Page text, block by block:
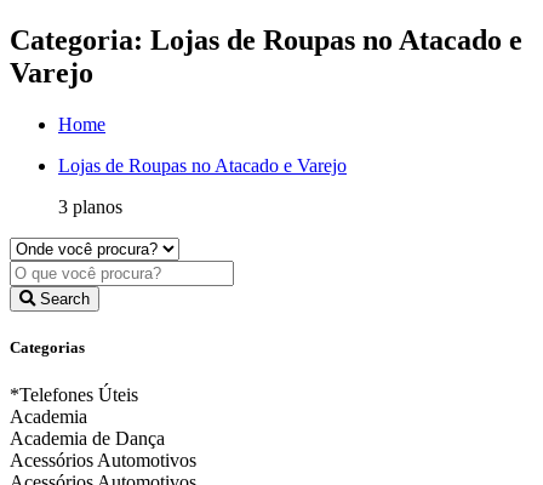
Categoria: Lojas de Roupas no Atacado e
Varejo
Home
Lojas de Roupas no Atacado e Varejo
3 planos
Search
Categorias
*Telefones Úteis
Academia
Academia de Dança
Acessórios Automotivos